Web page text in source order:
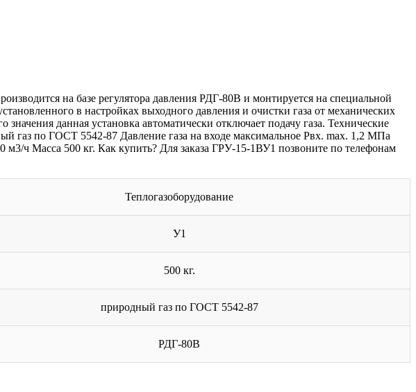
на базе регулятора давления РДГ-80В и монтируется на специальной
в настройках выходного давления и очистки газа от механических
данная установка автоматически отключает подачу газа. Технические
газ по ГОСТ 5542-87 Давление газа на входе максимальное Рвх. max. 1,2 МПа
ч Масса 500 кг. Как купить? Для заказа ГРУ-15-1ВУ1 позвоните по телефонам
Теплогазоборудование
У1
500 кг.
природный газ по ГОСТ 5542-87
РДГ-80В